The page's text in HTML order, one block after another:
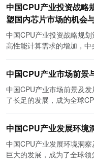
了行业内的领先地位。 除了以上两家企业，中国HR管理软件产业链
中还有许多其他值得注意
资源管理云服务的企业。
便捷、灵活的人力资源管理
云计算和大数据的优势，
科技迅速崛起，并取得了市场份额的快
管理软件产业链代表性企
术的应用是这些企业成功的
数据等新技术，通过不断
优势，积极拓展市场，加
度。通过这些发展布局，
长足的发展，并在行业内取
业对HR管理软件需求的不
的满意度和产品的持续使用。 其次，HR管理软件产业链的全
解析可以从多个方面展开
理工作变得越来越复杂，
断增加。同时，随着市场
来提高员工的工作效率和
目前，中国的HR管理软件
大。中小企业则主要通过创
互联网技术的快速发展也
息技术产业发展的政策，
收优惠政策和加强知识产
HR管理软件产业链的发展。 最后是未来发展趋势的展望。随着
竞争状态。一方面，传统
地。这些公司多年来积累了
群体。他们的产品相对成熟
求。另一方面，新兴的HR
场变化和客户需求的变化。 当前，中国HR管理软件市场的格局也在
发生变化。传统的HR管理
业的发展势头迅猛。这些
案，吸引了越来越多的客
足该领域，通过整合自身
业的发展。 与此同时，中国HR管理软件行业也存在一些挑战和问
题。首先，该行业的进入门
化产品。在这种情况下，
中国CPU产业投资战略
塑国内芯片市场的机会
中国CPU产业投资战略规划策略及建议 随着信
高性能计算需求的增加，
仍相对落后。为了提升我
以下战略规划策略及建议。 首先，我国应加大对CPU产业的投资力
度。投资是产业发展的重要
CPU研发的投入，并提供
投入到CPU产业中。 其次，加强技术创新和自主研发能力的培养。
技术创新是CPU产业发展的
中国CPU产业市场前景
中国CPU产业市场前景及发展趋势分析 近年来
了长足的发展，成为全球
CPU产业市场前景的关键
台产业政策、提供财政资金
CPU产业的发展。这些支持
中国CPU产业发展环境
中国CPU产业发展环境洞察及SWOT 近年来，中
巨大的发展，成为了全球